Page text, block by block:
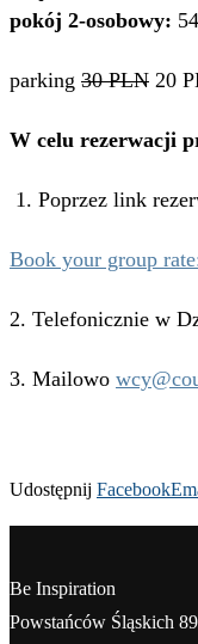
pokój 2-osobowy:
parking 30 PLN 20
W celu rezerwacji
1. Poprzez link
Book your group
2. Telefonicznie w
3. Mailowo
Udostępnij Facebook
Be Inspiration
Powstańców Śląskich